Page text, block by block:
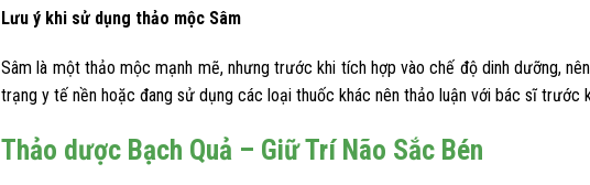
Lưu ý khi sử dụng thảo mộc Sâm
Sâm là một thảo mộc mạnh mẽ, nhưng trước khi tích hợp vào chế độ dinh dưỡng,
trạng y tế nền hoặc đang sử dụng các loại thuốc khác nên thảo luận với bác sĩ trước
Thảo dược Bạch Quả – Giữ Trí Não Sắc Bén